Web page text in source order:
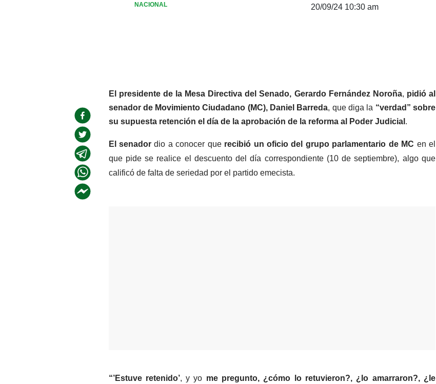
NACIONAL 20/09/24 10:30 am
El presidente de la Mesa Directiva del Senado, Gerardo Fernández Noroña, pidió al
senador de Movimiento Ciudadano (MC), Daniel Barreda, que diga la “verdad” sobre
su supuesta retención el día de la aprobación de la reforma al Poder Judicial .
El senador dio a conocer que recibió un oficio del grupo parlamentario de MC en el
que pide se realice el descuento del día correspondiente (10 de septiembre), algo que
calificó de falta de seriedad por el partido emecista.
“’Estuve retenido’, y yo me pregunto, ¿cómo lo retuvieron?, ¿lo amarraron?, ¿le